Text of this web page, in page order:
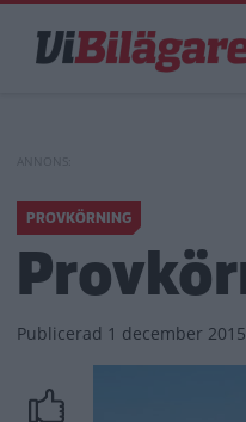
huvudinnehåll
PROVKÖRNING
Publicerad 1 december 2015